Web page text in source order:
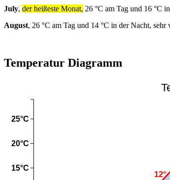
July, der heißeste Monat, 26 °C am Tag und 16 °C
August, 26 °C am Tag und 14 °C in der Nacht, sehr
Temperatur Diagramm